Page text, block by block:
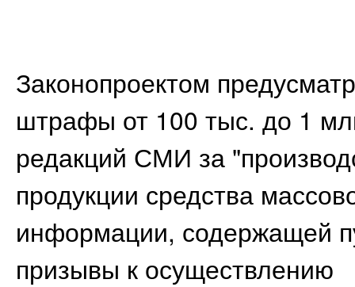
Законопроектом
штрафы от 100 тыс. до 1
редакций СМИ за
продукции средства
информации, содержащей
призывы к осуществлению